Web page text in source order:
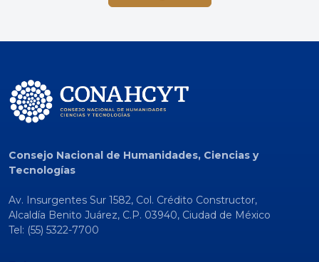
Consejo Nacional de Humanidades, Ciencias y
Tecnologías
Av. Insurgentes Sur 1582, Col. Crédito Constructor,
Alcaldía Benito Juárez, C.P. 03940, Ciudad de México
Tel: (55) 5322-7700